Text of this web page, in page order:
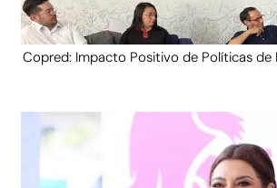
Copred: Impacto Positivo de Políticas de